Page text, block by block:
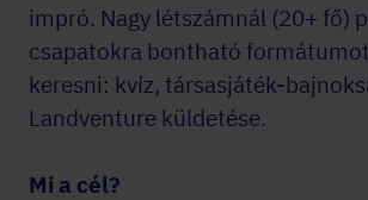
impró. Nagy létszámnál (20+ fő)
csapatokra bontható
keresni: kvíz, társasjáték-
Landventure küldetése.
Mi a cél?